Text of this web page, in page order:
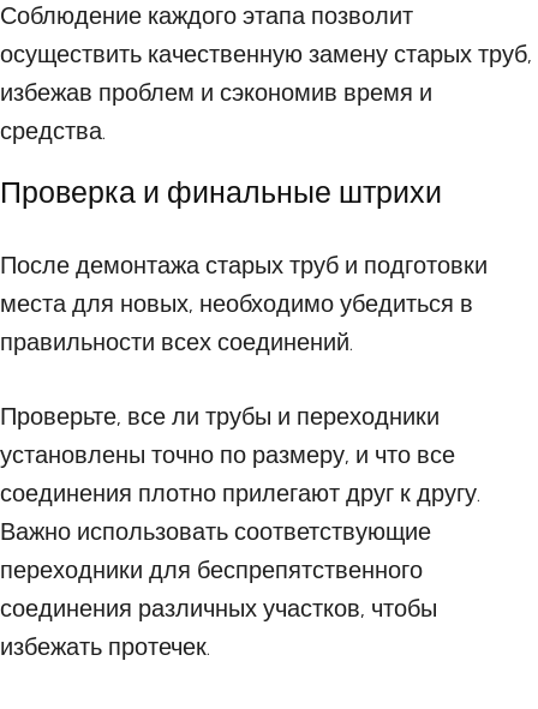
Соблюдение каждого этапа позволит
осуществить качественную замену старых труб,
избежав проблем и сэкономив время и
средства.
Проверка и финальные штрихи
После демонтажа старых труб и подготовки
места для новых, необходимо убедиться в
правильности всех соединений.
Проверьте, все ли трубы и переходники
установлены точно по размеру, и что все
соединения плотно прилегают друг к другу.
Важно использовать соответствующие
переходники для беспрепятственного
соединения различных участков, чтобы
избежать протечек.